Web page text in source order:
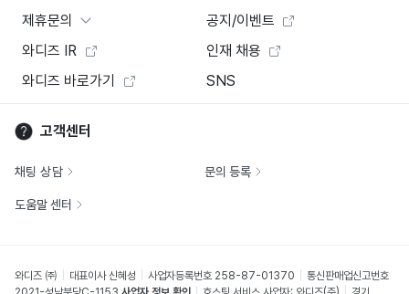
제휴문의
공지/이벤트
와디즈 IR
인재 채용
와디즈 바로가기
SNS
고객센터
채팅 상담 문의 등록
도움말 센터
와디즈 ㈜ 대표이사 신혜성 사업자등록번호 258-87-01370
통신판매업신고번호